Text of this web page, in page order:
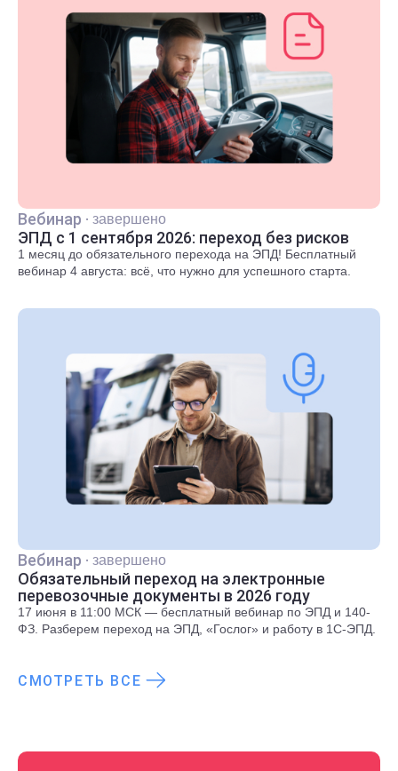
Вебинар · завершено
ЭПД с 1 сентября 2026: переход без рисков
1 месяц до обязательного перехода на ЭПД! Бесплатный
вебинар 4 августа: всё, что нужно для успешного старта.
Вебинар · завершено
Обязательный переход на электронные
перевозочные документы в 2026 году
17 июня в 11:00 МСК — бесплатный вебинар по ЭПД и 140-
ФЗ. Разберем переход на ЭПД, «Гослог» и работу в 1С-ЭПД.
СМОТРЕТЬ ВСЕ